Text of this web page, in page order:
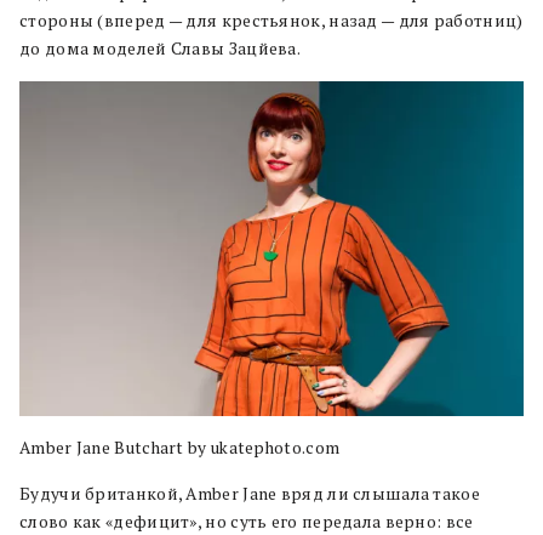
стороны (вперед — для крестьянок, назад — для работниц)
до дома моделей Славы Зацйева.
Amber Jane Butchart by ukatephoto.com
Будучи британкой, Amber Jane вряд ли слышала такое
слово как «дефицит», но суть его передала верно: все